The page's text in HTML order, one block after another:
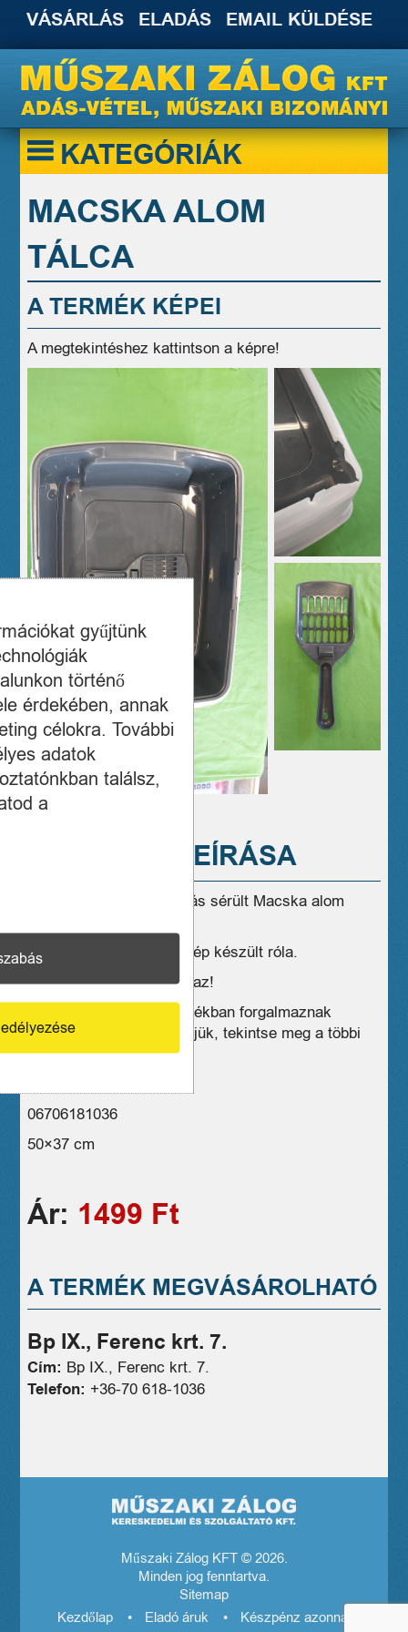
VÁSÁRLÁS ELADÁS EMAIL KÜLDÉSE
KATEGÓRIÁK
MACSKA ALOM
TÁLCA
A TERMÉK KÉPEI
A megtekintéshez kattintson a képre!
A TERMÉK LEÍRÁSA
Eladó új állapotú, szállítás sérült Macska alom
Egyik sarkán repedés, kép készült róla.
Az ár 27% ÁFA-t tartalmaz!
Üzleteink széles választékban forgalmaznak
hasonló eszközöket, kérjük, tekintse meg a többi
termékünket is!
06706181036
50×37 cm
Ár: 1499 Ft
A TERMÉK MEGVÁSÁROLHATÓ
Bp IX., Ferenc krt. 7.
Cím: Bp IX., Ferenc krt. 7.
Telefon: +36-70 618-1036
Műszaki Zálog KFT © 2026.
Minden jog fenntartva.
Sitemap
Kezdőlap
Eladó áruk Készpénz azonnal! El
gyűjtünk
történő
érdekében, annak
célokra. További
adatok
találsz,
a